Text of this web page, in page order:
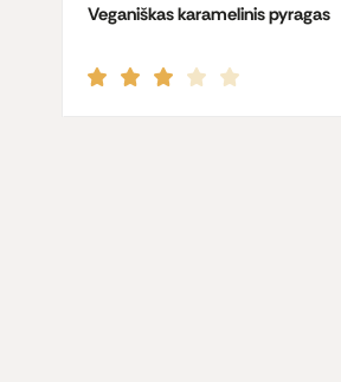
Veganiškas karamelinis pyragas